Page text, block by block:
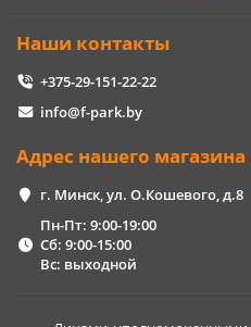
Наши контакты
+375-29-151-22-22
info@f-park.by
Адрес нашего магазина
г. Минск, ул. О.Кошевого, д.8
Пн-Пт: 9:00-19:00
Сб: 9:00-15:00
Вс: выходной